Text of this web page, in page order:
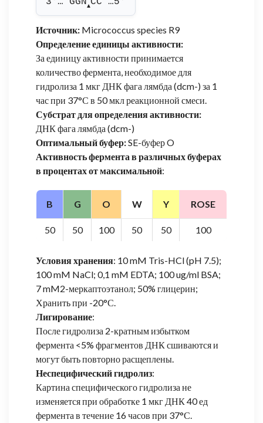
▲
Источник: Micrococcus species R9
Определение единицы активности:
За единицу активности принимается
количество фермента, необходимое для
гидролиза 1 мкг ДНК фага лямбда (dcm-) за 1
час при 37°С в 50 мкл реакционной смеси.
Субстрат для определения активности:
ДНК фага лямбда (dcm-)
Оптимальный буфер:SE-буфер O
Активность фермента в различных буферах
в процентах от максимальной:
B G O W Y ROSE
50 50 100 50 50 100
Условия хранения: 10 mM Tris-HCl (pH 7.5);
100 mM NaCl; 0,1 mM EDTA; 100 ug/ml BSA;
7 mM2-меркаптоэтанол; 50% глицерин;
Хранить при -20°С.
Лигирование:
После гидролиза 2-кратным избытком
фермента <5% фрагментов ДНК сшиваются и
могут быть повторно расщеплены.
Неспецифический гидролиз:
Картина специфического гидролиза не
изменяется при обработке 1 мкг ДНК 40 ед
фермента в течение 16 часов при 37°С.